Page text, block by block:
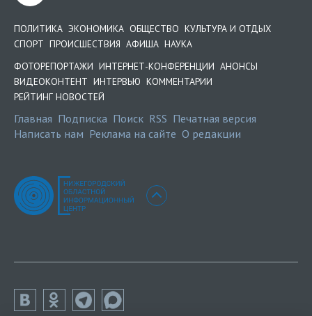
ПОЛИТИКА ЭКОНОМИКА ОБЩЕСТВО КУЛЬТУРА И ОТДЫХ
СПОРТ ПРОИСШЕСТВИЯ АФИША НАУКА
ФОТОРЕПОРТАЖИ ИНТЕРНЕТ-КОНФЕРЕНЦИИ АНОНСЫ
ВИДЕОКОНТЕНТ ИНТЕРВЬЮ КОММЕНТАРИИ
РЕЙТИНГ НОВОСТЕЙ
Главная Подписка Поиск RSS Печатная версия
Написать нам Реклама на сайте О редакции